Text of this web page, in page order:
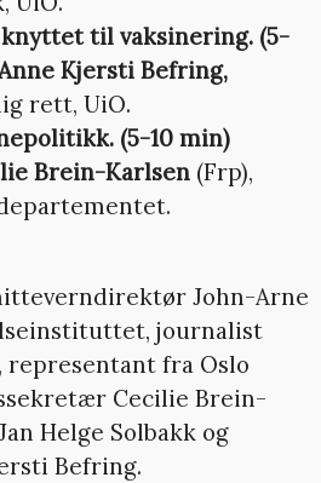
til vaksinering. (5-
Kjersti Befring,
rett, UiO.
(5-10 min)
Brein-Karlsen(Frp),
John-Arne
journalist
representant fra Oslo
Cecilie Brein-
Helge Solbakk og
Befring.